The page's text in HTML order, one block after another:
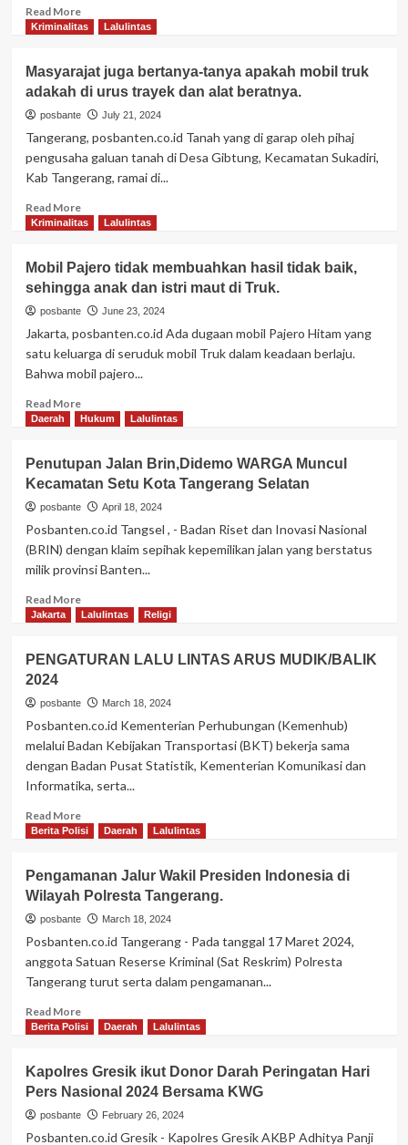
Read MoreRead
more
pengendara
bermotor
sempat
kemacetan
panjang,
bahkan
tidak
sabar.
Kriminalitas Lalulintas
Masyarajat juga bertanya-tanya apakah mobil truk
adakah di urus trayek dan alat beratnya.
posbante July 21, 2024
Tangerang, posbanten.co.id Tanah yang di garap oleh pihaj
pengusaha galuan tanah di Desa Gibtung, Kecamatan Sukadiri,
Kab Tangerang, ramai di...
Read MoreRead
more
juga
bertanya-
tanya
truk
adakah
urus
trayek
alat
beratnya.
Kriminalitas Lalulintas
Mobil Pajero tidak membuahkan hasil tidak baik,
sehingga anak dan istri maut di Truk.
posbante June 23, 2024
Jakarta, posbanten.co.id Ada dugaan mobil Pajero Hitam yang
satu keluarga di seruduk mobil Truk dalam keadaan berlaju.
Bahwa mobil pajero...
Read MoreRead
more
Pajero
tidak
membuahkan
baik,
sehingga
dan
istri
di
Daerah Hukum Lalulintas
Penutupan Jalan Brin,Didemo WARGA Muncul
Kecamatan Setu Kota Tangerang Selatan
posbante April 18, 2024
Posbanten.co.id Tangsel , - Badan Riset dan Inovasi Nasional
(BRIN) dengan klaim sepihak kepemilikan jalan yang berstatus
milik provinsi Banten...
Read MoreRead
more
Jalan
WARGA
Setu
Kota
Tangerang
Jakarta Lalulintas Religi
PENGATURAN LALU LINTAS ARUS MUDIK/BALIK
2024
posbante March 18, 2024
Posbanten.co.id Kementerian Perhubungan (Kemenhub)
melalui Badan Kebijakan Transportasi (BKT) bekerja sama
dengan Badan Pusat Statistik, Kementerian Komunikasi dan
Informatika, serta...
Read MoreRead
more
LALU
LINTAS
ARUS
Berita Polisi Daerah Lalulintas
Pengamanan Jalur Wakil Presiden Indonesia di
Wilayah Polresta Tangerang.
posbante March 18, 2024
Posbanten.co.id Tangerang - Pada tanggal 17 Maret 2024,
anggota Satuan Reserse Kriminal (Sat Reskrim) Polresta
Tangerang turut serta dalam pengamanan...
Read MoreRead
more
Jalur
Wakil
Presiden
Berita Polisi Daerah Lalulintas
Kapolres Gresik ikut Donor Darah Peringatan Hari
Pers Nasional 2024 Bersama KWG
posbante February 26, 2024
Posbanten.co.id Gresik - Kapolres Gresik AKBP Adhitya Panji